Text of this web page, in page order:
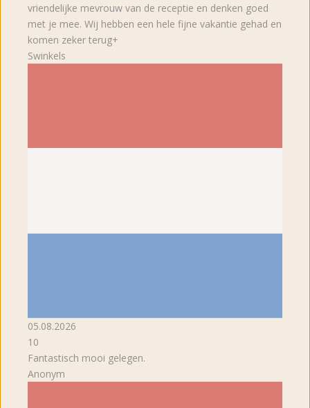
vriendelijke mevrouw van de receptie en denken goed
met je mee. Wij hebben een hele fijne vakantie gehad en
komen zeker terug+
Swinkels
05.08.2026
10
Fantastisch mooi gelegen.
Anonym